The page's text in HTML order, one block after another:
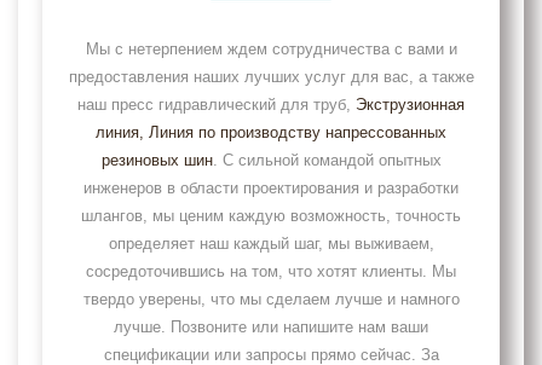
Мы с нетерпением ждем сотрудничества с вами и
предоставления наших лучших услуг для вас, а также
наш пресс гидравлический для труб, Экструзионная
линия, Линия по производству напрессованных
резиновых шин. С сильной командой опытных
инженеров в области проектирования и разработки
шлангов, мы ценим каждую возможность, точность
определяет наш каждый шаг, мы выживаем,
сосредоточившись на том, что хотят клиенты. Мы
твердо уверены, что мы сделаем лучше и намного
лучше. Позвоните или напишите нам ваши
спецификации или запросы прямо сейчас. За